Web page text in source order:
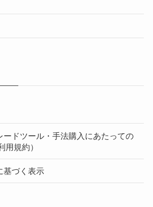
ードツール・手法購入にあたっての
用規約）
基づく表示